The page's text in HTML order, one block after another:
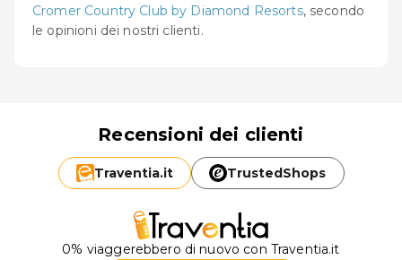
Cromer Country Club by Diamond Resorts, secondo
le opinioni dei nostri clienti.
Recensioni dei clienti
Traventia.it TrustedShops
0% viaggerebbero di nuovo con Traventia.it